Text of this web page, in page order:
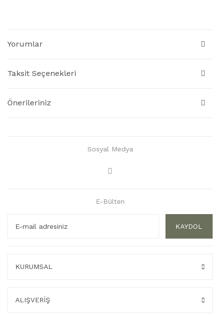
Yorumlar
Taksit Seçenekleri
Önerileriniz
Sosyal Medya
E-Bülten
KAYDOL
KURUMSAL
ALIŞVERİŞ